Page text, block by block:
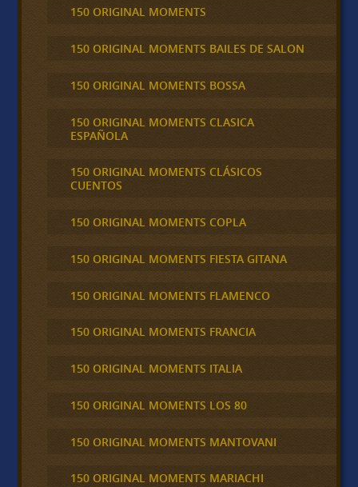
150 ORIGINAL MOMENTS
150 ORIGINAL MOMENTS BAILES DE SALON
150 ORIGINAL MOMENTS BOSSA
150 ORIGINAL MOMENTS CLASICA
ESPAÑOLA
150 ORIGINAL MOMENTS CLÁSICOS
CUENTOS
150 ORIGINAL MOMENTS COPLA
150 ORIGINAL MOMENTS FIESTA GITANA
150 ORIGINAL MOMENTS FLAMENCO
150 ORIGINAL MOMENTS FRANCIA
150 ORIGINAL MOMENTS ITALIA
150 ORIGINAL MOMENTS LOS 80
150 ORIGINAL MOMENTS MANTOVANI
150 ORIGINAL MOMENTS MARIACHI